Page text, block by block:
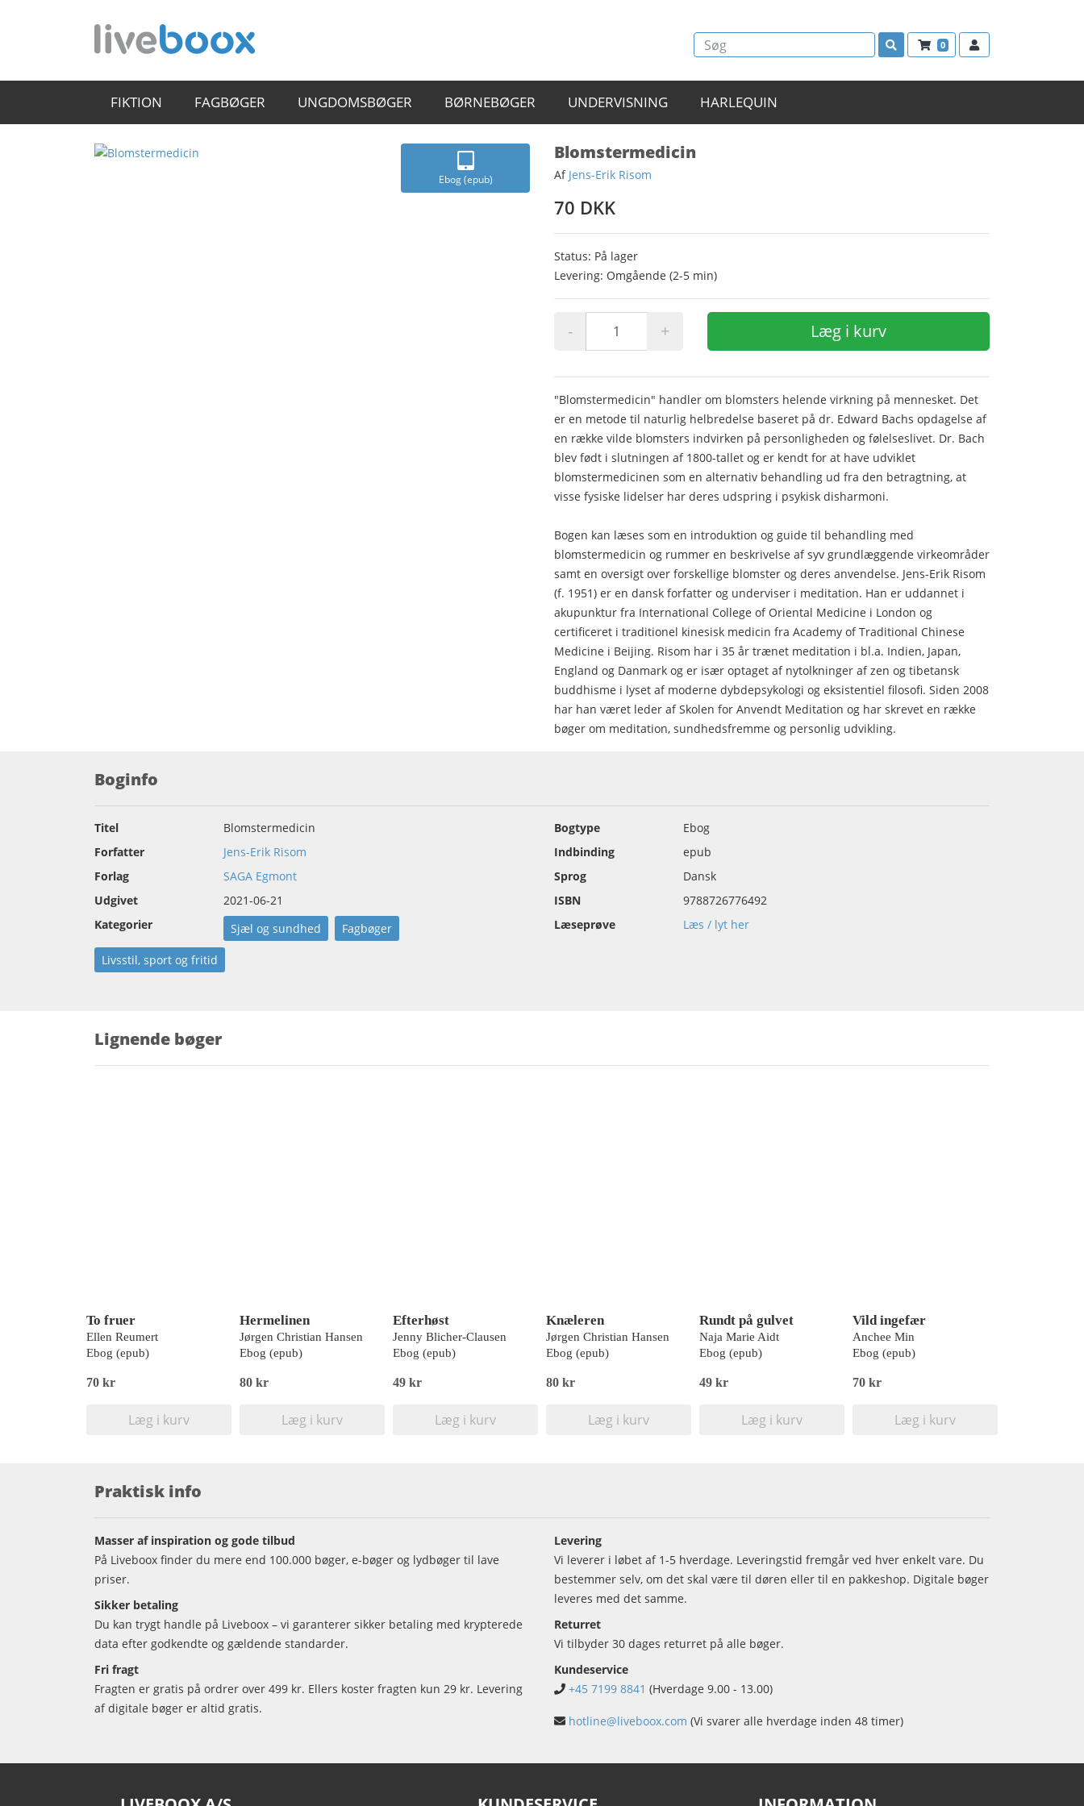
0
FIKTION FAGBØGER UNGDOMSBØGER BØRNEBØGER UNDERVISNING HARLEQUIN
Ebog (epub)
Blomstermedicin
Af Jens-Erik Risom
70 DKK
Status: På lager
Levering: Omgående (2-5 min)
- + Læg i kurv
"Blomstermedicin" handler om blomsters helende virkning på mennesket. Det
er en metode til naturlig helbredelse baseret på dr. Edward Bachs opdagelse af
en række vilde blomsters indvirken på personligheden og følelseslivet. Dr. Bach
blev født i slutningen af 1800-tallet og er kendt for at have udviklet
blomstermedicinen som en alternativ behandling ud fra den betragtning, at
visse fysiske lidelser har deres udspring i psykisk disharmoni.
Bogen kan læses som en introduktion og guide til behandling med
blomstermedicin og rummer en beskrivelse af syv grundlæggende virkeområder
samt en oversigt over forskellige blomster og deres anvendelse. Jens-Erik Risom
(f. 1951) er en dansk forfatter og underviser i meditation. Han er uddannet i
akupunktur fra International College of Oriental Medicine i London og
certificeret i traditionel kinesisk medicin fra Academy of Traditional Chinese
Medicine i Beijing. Risom har i 35 år trænet meditation i bl.a. Indien, Japan,
England og Danmark og er især optaget af nytolkninger af zen og tibetansk
buddhisme i lyset af moderne dybdepsykologi og eksistentiel filosofi. Siden 2008
har han været leder af Skolen for Anvendt Meditation og har skrevet en række
bøger om meditation, sundhedsfremme og personlig udvikling.
Boginfo
Titel
Blomstermedicin
Forfatter
Jens-Erik Risom
Forlag
SAGA Egmont
Udgivet
2021-06-21
Kategorier
Sjæl og sundhed Fagbøger
Livsstil, sport og fritid
Bogtype
Ebog
Indbinding
epub
Sprog
Dansk
ISBN
9788726776492
Læseprøve
Læs / lyt her
Lignende bøger
To fruer
Ellen Reumert
Ebog (epub)
70 kr
Læg i kurv
Hermelinen
Jørgen Christian Hansen
Ebog (epub)
80 kr
Læg i kurv
Efterhøst
Jenny Blicher-Clausen
Ebog (epub)
49 kr
Læg i kurv
Knæleren
Jørgen Christian Hansen
Ebog (epub)
80 kr
Læg i kurv
Rundt på gulvet
Naja Marie Aidt
Ebog (epub)
49 kr
Læg i kurv
Vild ingefær
Anchee Min
Ebog (epub)
70 kr
Læg i kurv
Praktisk info
Masser af inspiration og gode tilbud
På Liveboox finder du mere end 100.000 bøger, e-bøger og lydbøger til lave
priser.
Sikker betaling
Du kan trygt handle på Liveboox – vi garanterer sikker betaling med krypterede
data efter godkendte og gældende standarder.
Fri fragt
Fragten er gratis på ordrer over 499 kr. Ellers koster fragten kun 29 kr. Levering
af digitale bøger er altid gratis.
Levering
Vi leverer i løbet af 1-5 hverdage. Leveringstid fremgår ved hver enkelt vare. Du
bestemmer selv, om det skal være til døren eller til en pakkeshop. Digitale bøger
leveres med det samme.
Returret
Vi tilbyder 30 dages returret på alle bøger.
Kundeservice
+45 7199 8841 (Hverdage 9.00 - 13.00)
hotline@liveboox.com (Vi svarer alle hverdage inden 48 timer)